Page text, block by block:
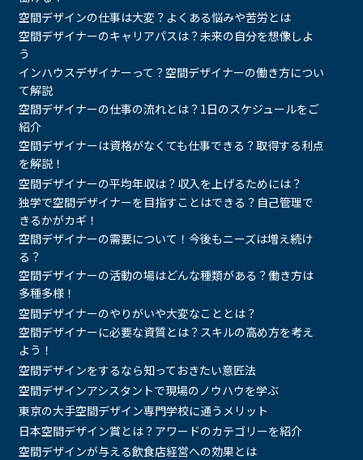
空間デザインの仕事は大変？よくある悩みや苦労とは
空間デザイナーのキャリアパスは？未来の自分を想像しよ
う
インハウスデザイナーって？空間デザイナーの働き方につい
て解説
空間デザイナーの仕事の流れとは？1日のスケジュールをご
紹介
空間デザイナーは資格がなくても仕事できる？取得する利点
を解説！
空間デザイナーの平均年収は？収入を上げるためには？
独学で空間デザイナーを目指すことはできる？自己管理で
きるかがカギ！
空間デザイナーの需要について！今後もニーズは増え続け
る？
空間デザイナーの活動の場はどんな種類がある？働き方は
多種多様！
空間デザイナーのやりがいや大変なこととは？
空間デザイナーに必要な資質とは？スキルの高め方を考え
よう！
空間デザインをするなら知っておきたい意匠法
空間デザインアシスタントで現場のノウハウを学ぶ
東京の大手空間デザイン専門学校に通うメリット
日本空間デザイン賞とは？アワードのカテゴリーを紹介
空間デザインが与える飲食店経営への効果とは